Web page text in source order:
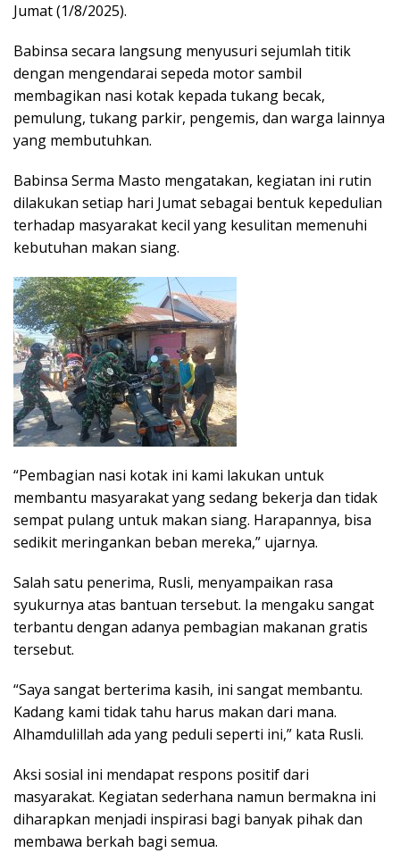
Jumat (1/8/2025).
Babinsa secara langsung menyusuri sejumlah titik
dengan mengendarai sepeda motor sambil
membagikan nasi kotak kepada tukang becak,
pemulung, tukang parkir, pengemis, dan warga lainnya
yang membutuhkan.
Babinsa Serma Masto mengatakan, kegiatan ini rutin
dilakukan setiap hari Jumat sebagai bentuk kepedulian
terhadap masyarakat kecil yang kesulitan memenuhi
kebutuhan makan siang.
“Pembagian nasi kotak ini kami lakukan untuk
membantu masyarakat yang sedang bekerja dan tidak
sempat pulang untuk makan siang. Harapannya, bisa
sedikit meringankan beban mereka,” ujarnya.
Salah satu penerima, Rusli, menyampaikan rasa
syukurnya atas bantuan tersebut. Ia mengaku sangat
terbantu dengan adanya pembagian makanan gratis
tersebut.
“Saya sangat berterima kasih, ini sangat membantu.
Kadang kami tidak tahu harus makan dari mana.
Alhamdulillah ada yang peduli seperti ini,” kata Rusli.
Aksi sosial ini mendapat respons positif dari
masyarakat. Kegiatan sederhana namun bermakna ini
diharapkan menjadi inspirasi bagi banyak pihak dan
membawa berkah bagi semua.